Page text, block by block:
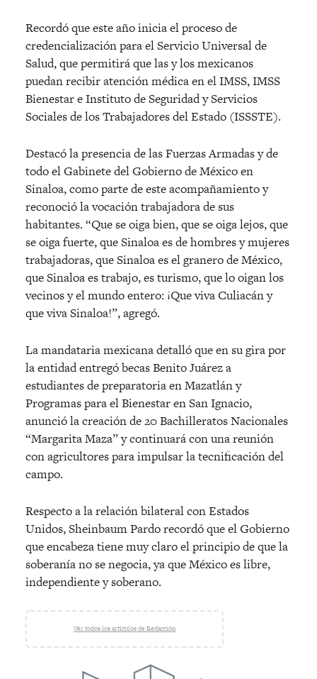
Recordó que este año inicia el proceso de
credencialización para el Servicio Universal de
Salud, que permitirá que las y los mexicanos
puedan recibir atención médica en el IMSS, IMSS
Bienestar e Instituto de Seguridad y Servicios
Sociales de los Trabajadores del Estado (ISSSTE).
Destacó la presencia de las Fuerzas Armadas y de
todo el Gabinete del Gobierno de México en
Sinaloa, como parte de este acompañamiento y
reconoció la vocación trabajadora de sus
habitantes. “Que se oiga bien, que se oiga lejos, que
se oiga fuerte, que Sinaloa es de hombres y mujeres
trabajadoras, que Sinaloa es el granero de México,
que Sinaloa es trabajo, es turismo, que lo oigan los
vecinos y el mundo entero: ¡Que viva Culiacán y
que viva Sinaloa!”, agregó.
La mandataria mexicana detalló que en su gira por
la entidad entregó becas Benito Juárez a
estudiantes de preparatoria en Mazatlán y
Programas para el Bienestar en San Ignacio,
anunció la creación de 20 Bachilleratos Nacionales
“Margarita Maza” y continuará con una reunión
con agricultores para impulsar la tecnificación del
campo.
Respecto a la relación bilateral con Estados
Unidos, Sheinbaum Pardo recordó que el Gobierno
que encabeza tiene muy claro el principio de que la
soberanía no se negocia, ya que México es libre,
independiente y soberano.
Ver todos los artículos de Redacción